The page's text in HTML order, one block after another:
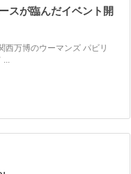
スが臨んだイベント開
西万博のウーマンズ パビリ